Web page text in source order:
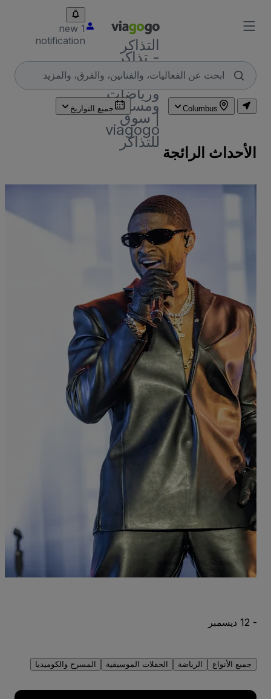
التذاكر
- تذاكر
حفلات
موسيقية
ورياضات
ومسارح
| سوق
viagogo
للتذاكر
1 new
notification
Columbus جميع التواريخ
الأحداث الرائجة
جميع الأنواع الرياضة الحفلات الموسيقية المسرح والكوميديا